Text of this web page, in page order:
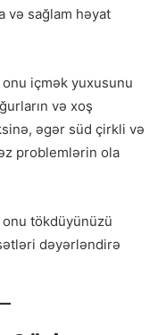
və sağlam həyat
içmək yuxusunu
və xoş
əgər süd çirkli və
problemlərin ola
tökdüyünüzü
dəyərləndirə